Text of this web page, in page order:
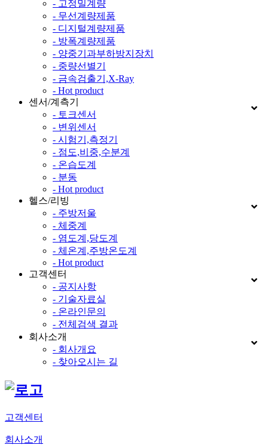
- 고정밀계량
- 무선계량제품
- 디지털계량제품
- 방폭계량제품
- 양중기과부하방지장치
- 중량선별기
- 금속검출기,X-Ray
- Hot product
센서/계측기
- 토크센서
- 변위센서
- 시험기,측정기
- 점도,비중,수분계
- 온습도계
- 분동
- Hot product
헬스/리빙
- 주방저울
- 체중계
- 염도계,당도계
- 체온계,주방온도계
- Hot product
고객센터
- 공지사항
- 기술자료실
- 온라인문의
- 전체검색 결과
회사소개
- 회사개요
- 찾아오시는 길
고객센터
회사소개